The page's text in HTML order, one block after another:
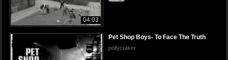
04:03
Pet Shop Boys- To Face The Truth
pollycraker